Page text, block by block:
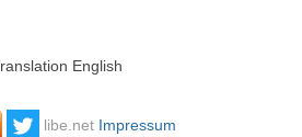
English
libe.net Impressum